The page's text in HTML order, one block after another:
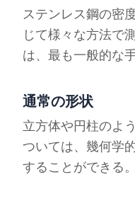
ステンレス鋼の密
じて様々な方法で
は、最も一般的な
通常の形状
立方体や円柱のよ
ついては、幾何学
することができる。